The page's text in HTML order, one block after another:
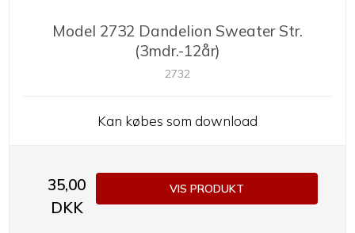
Model 2732 Dandelion Sweater Str.
(3mdr.-12år)
2732
Kan købes som download
35,00
DKK
VIS PRODUKT